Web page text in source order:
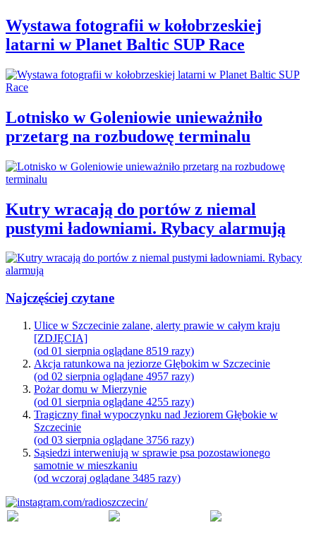
Wystawa fotografii w kołobrzeskiej
latarni w Planet Baltic SUP Race
Lotnisko w Goleniowie unieważniło
przetarg na rozbudowę terminalu
Kutry wracają do portów z niemal
pustymi ładowniami. Rybacy alarmują
Najczęściej czytane
Ulice w Szczecinie zalane, alerty prawie w całym kraju
[ZDJĘCIA]
(od 01 sierpnia oglądane 8519 razy)
Akcja ratunkowa na jeziorze Głębokim w Szczecinie
(od 02 sierpnia oglądane 4957 razy)
Pożar domu w Mierzynie
(od 01 sierpnia oglądane 4255 razy)
Tragiczny finał wypoczynku nad Jeziorem Głębokie w
Szczecinie
(od 03 sierpnia oglądane 3756 razy)
Sąsiedzi interweniują w sprawie psa pozostawionego
samotnie w mieszkaniu
(od wczoraj oglądane 3485 razy)